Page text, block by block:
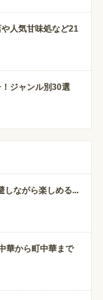
や人気甘味処など21
ジャンル別30選
しながら楽しめる...
華から町中華まで